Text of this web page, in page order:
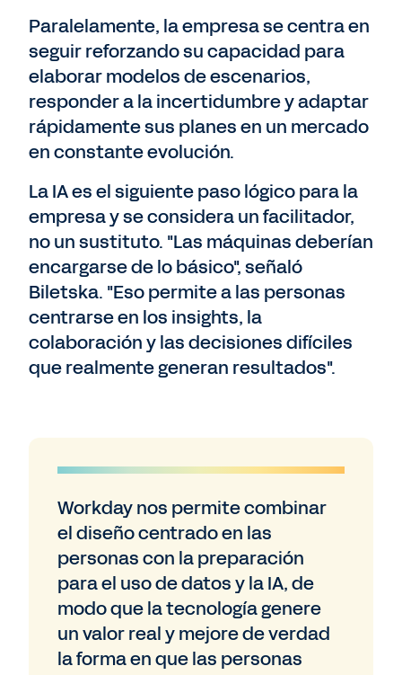
Paralelamente, la empresa se centra en
seguir reforzando su capacidad para
elaborar modelos de escenarios,
responder a la incertidumbre y adaptar
rápidamente sus planes en un mercado
en constante evolución.
La IA es el siguiente paso lógico para la
empresa y se considera un facilitador,
no un sustituto. "Las máquinas deberían
encargarse de lo básico", señaló
Biletska. "Eso permite a las personas
centrarse en los insights, la
colaboración y las decisiones difíciles
que realmente generan resultados".
Workday nos permite combinar
el diseño centrado en las
personas con la preparación
para el uso de datos y la IA, de
modo que la tecnología genere
un valor real y mejore de verdad
la forma en que las personas